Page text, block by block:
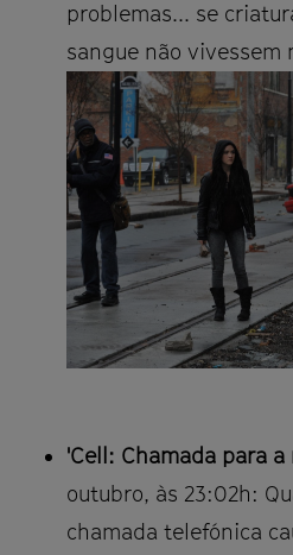
problemas... se
sangue não vivessem
'Cell: Chamada para a
outubro, às 23:02h:
chamada telefónica